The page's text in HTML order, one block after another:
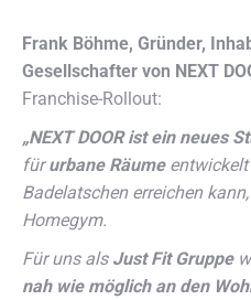
Frank Böhme, Gründer,
Gesellschafter von NEXT
Franchise-Rollout:
„NEXT DOOR ist ein neues
fürurbane Räumeentwickelt
Badelatschen erreichen
Homegym.
Für uns als Just Fit Gruppe
nah wie möglich an den